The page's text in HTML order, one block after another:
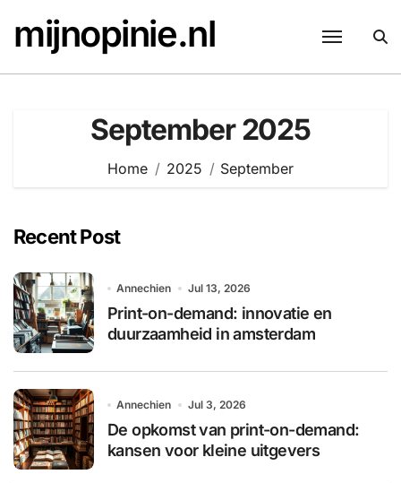
content
mijnopinie.nl
September 2025
Home 2025 September
Recent Post
Annechien Jul 13, 2026
Print-on-demand: innovatie en
duurzaamheid in amsterdam
Annechien Jul 3, 2026
De opkomst van print-on-demand:
kansen voor kleine uitgevers